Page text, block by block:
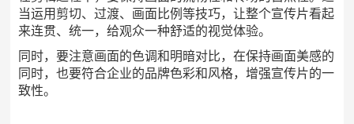
当运用剪切、过渡、画面比例等技巧，让整个宣传片看起
来连贯、统一，给观众一种舒适的视觉体验。
同时，要注意画面的色调和明暗对比，在保持画面美感的
同时，也要符合企业的品牌色彩和风格，增强宣传片的一
致性。